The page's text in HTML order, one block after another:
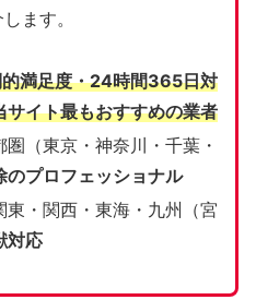
ます。
満足度・24時間365日対
サイト最もおすすめの業者
圏（東京・神奈川・千葉・
のプロフェッショナル
東・関西・東海・九州（宮
対応